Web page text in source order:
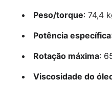
Peso/torque: 74,4
Potência específica
Rotação máxima:
Viscosidade do